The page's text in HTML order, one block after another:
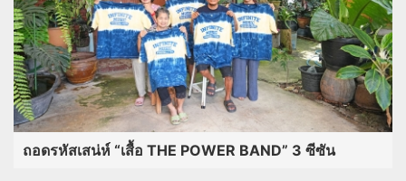
ถอดรหัสเสน่ห์ “เสื้อ THE POWER BAND” 3 ซีซัน